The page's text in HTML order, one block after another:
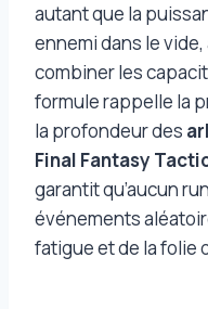
autant que la
ennemi dans le
combiner les
formule rappelle la
la profondeur des
Final Fantasy
garantit qu’aucun
événements
fatigue et de la folie